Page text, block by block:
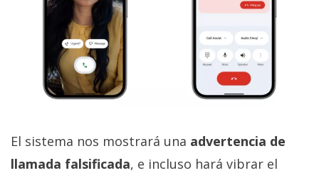
El sistema nos mostrará una advertencia de
llamada falsificada, e incluso hará vibrar el